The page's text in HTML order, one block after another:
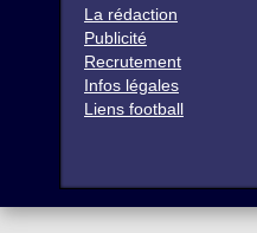
La rédaction
Publicité
Recrutement
Infos légales
Liens football